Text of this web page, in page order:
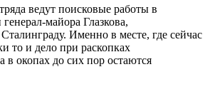
ведут поисковые работы в
майора Глазкова,
Именно в месте, где сейчас
то и дело при раскопках
окопах до сих пор остаются